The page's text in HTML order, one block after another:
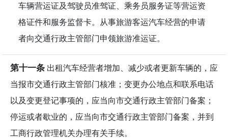
车辆营运证及驾驶员准驾证、乘务员服务证等营运资
格证件和服务监督卡。从事旅游客运汽车经营的申请
者向交通行政主管部门申领旅游准运证。
第十一条 出租汽车经营者增加、减少或者更新车辆的，应
当报市交通行政主管部门核准；变更办公地点和联系电话
以及变更登记事项的，应当向市交通行政主管部门备案；
停运或者歇业的，应当向市交通行政主管部门备案，并到
工商行政管理机关办理有关手续。